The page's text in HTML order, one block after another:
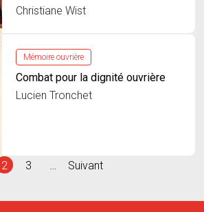
Christiane Wist
Mémoire ouvrière
Combat pour la dignité ouvrière
Lucien Tronchet
2 3 Suivant